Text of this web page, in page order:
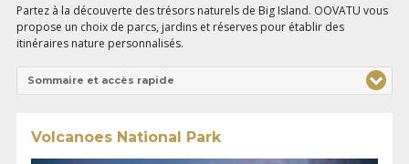
Partez à la découverte des trésors naturels de Big Island. OOVATU vous
propose un choix de parcs, jardins et réserves pour établir des
itinéraires nature personnalisés.
Sommaire et accès rapide
Volcanoes National Park